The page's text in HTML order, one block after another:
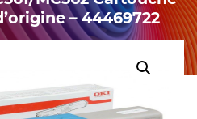
– 44469722